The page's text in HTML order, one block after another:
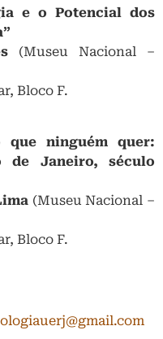
e o Potencial dos
(Museu Nacional –
Bloco F.
que ninguém quer:
de Janeiro, século
(Museu Nacional –
Bloco F.